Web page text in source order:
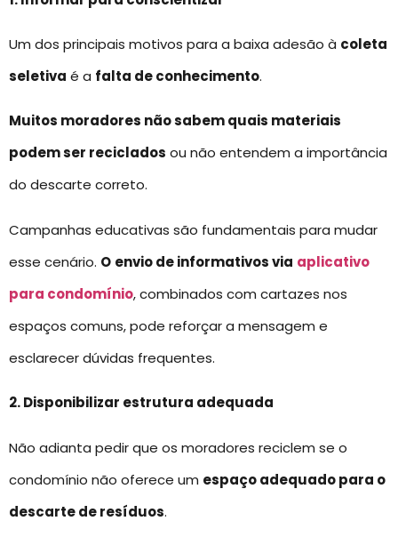
Um dos principais motivos para a baixa adesão à coleta
seletiva é a falta de conhecimento.
Muitos moradores não sabem quais materiais
podem ser reciclados ou não entendem a importância
do descarte correto.
Campanhas educativas são fundamentais para mudar
esse cenário. O envio de informativos via aplicativo
para condomínio, combinados com cartazes nos
espaços comuns, pode reforçar a mensagem e
esclarecer dúvidas frequentes.
2. Disponibilizar estrutura adequada
Não adianta pedir que os moradores reciclem se o
condomínio não oferece um espaço adequado para o
descarte de resíduos.